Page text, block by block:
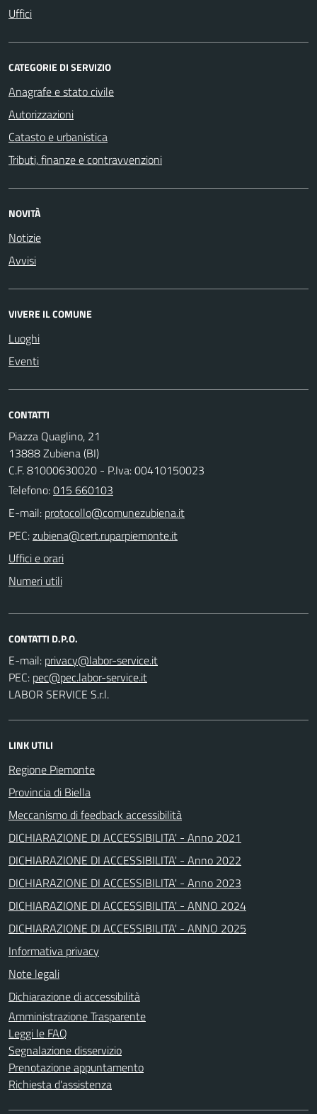
Uffici
CATEGORIE DI SERVIZIO
Anagrafe e stato civile
Autorizzazioni
Catasto e urbanistica
Tributi, finanze e contravvenzioni
NOVITÀ
Notizie
Avvisi
VIVERE IL COMUNE
Luoghi
Eventi
CONTATTI
Piazza Quaglino, 21
13888 Zubiena (BI)
C.F. 81000630020 - P.Iva: 00410150023
Telefono:015 660103
E-mail:
PEC:
Uffici e orari
Numeri utili
CONTATTI D.P.O.
E-mail:
PEC:
LABOR SERVICE S.r.l.
LINK UTILI
Regione Piemonte
Provincia di Biella
Meccanismo di feedback accessibilità
DICHIARAZIONE DI ACCESSIBILITA' - Anno 2021
DICHIARAZIONE DI ACCESSIBILITA' - Anno 2022
DICHIARAZIONE DI ACCESSIBILITA' - Anno 2023
DICHIARAZIONE DI ACCESSIBILITA' - ANNO 2024
DICHIARAZIONE DI ACCESSIBILITA' - ANNO 2025
Informativa privacy
Note legali
Dichiarazione di accessibilità
Amministrazione Trasparente
Leggi le FAQ
Segnalazione disservizio
Prenotazione appuntamento
Richiesta d'assistenza